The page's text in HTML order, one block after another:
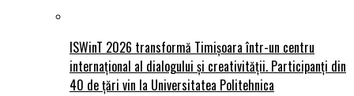
ISWinT 2026 transformă Timișoara într-un centru
internațional al dialogului și creativității. Participanți din
40 de țări vin la Universitatea Politehnica